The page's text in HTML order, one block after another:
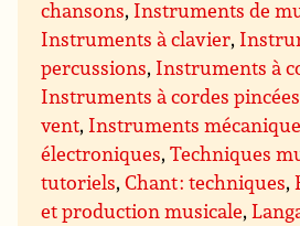
chansons, Instruments de
Instruments à clavier,
percussions, Instruments à
Instruments à cordes pincées
vent, Instruments
électroniques,Techniques
tutoriels,Chant : techniques,
et production musicale,